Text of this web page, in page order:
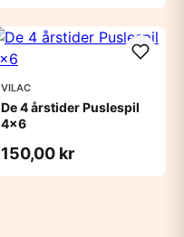
VILAC
De 4 årstider Puslespil
4x6
150,00 kr